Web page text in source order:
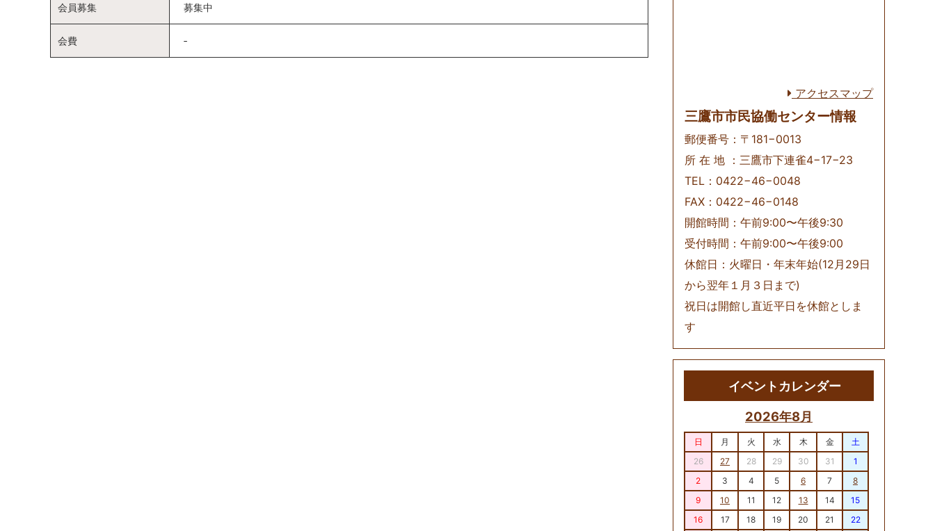
会員募集 募集中
会費 ‐
アクセスマップ
三鷹市市民協働センター情報
郵便番号：〒181−0013
所 在 地 ：三鷹市下連雀4−17−23
TEL：0422−46−0048
FAX：0422−46−0148
開館時間：午前9:00〜午後9:30
受付時間：午前9:00〜午後9:00
休館日：火曜日・年末年始(12月29日
から翌年１月３日まで)
祝日は開館し直近平日を休館としま
す
イベントカレンダー
2026年8月
日 月 火 水 木 金
土
26
27 28 29 30 31
1
2
3 4 5 6 7
8
9
10 11 12 13 14
15
16
17 18 19 20 21
22